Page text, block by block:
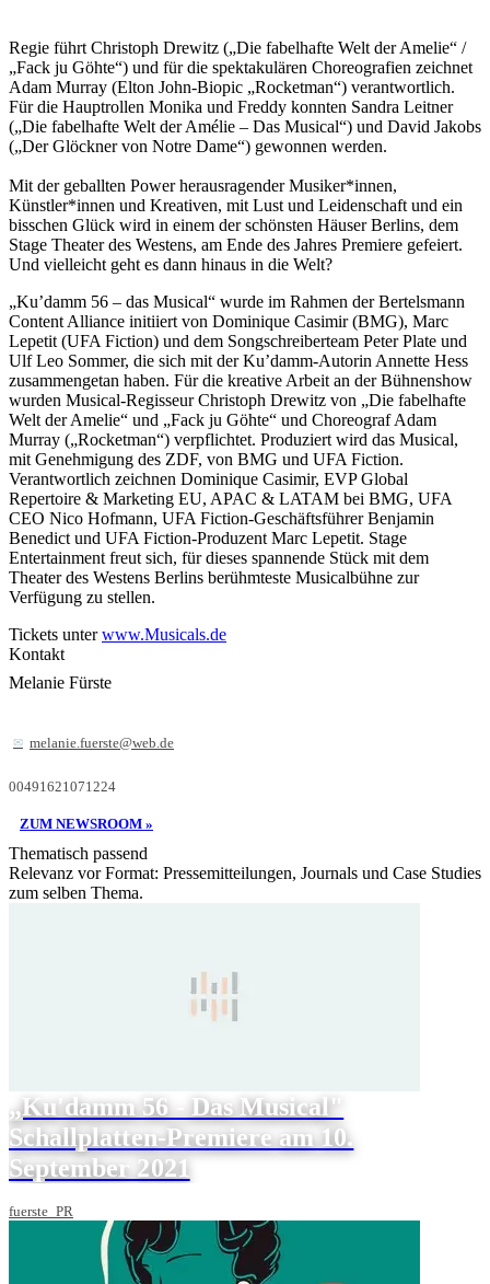
Regie führt Christoph Drewitz („Die fabelhafte Welt der Amelie“ /
„Fack ju Göhte“) und für die spektakulären Choreografien zeichnet
Adam Murray (Elton John-Biopic „Rocketman“) verantwortlich.
Für die Hauptrollen Monika und Freddy konnten Sandra Leitner
(„Die fabelhafte Welt der Amélie – Das Musical“) und David Jakobs
(„Der Glöckner von Notre Dame“) gewonnen werden.
Mit der geballten Power herausragender Musiker*innen,
Künstler*innen und Kreativen, mit Lust und Leidenschaft und ein
bisschen Glück wird in einem der schönsten Häuser Berlins, dem
Stage Theater des Westens, am Ende des Jahres Premiere gefeiert.
Und vielleicht geht es dann hinaus in die Welt?
„Ku’damm 56 – das Musical“ wurde im Rahmen der Bertelsmann
Content Alliance initiiert von Dominique Casimir (BMG), Marc
Lepetit (UFA Fiction) und dem Songschreiberteam Peter Plate und
Ulf Leo Sommer, die sich mit der Ku’damm-Autorin Annette Hess
zusammengetan haben. Für die kreative Arbeit an der Bühnenshow
wurden Musical-Regisseur Christoph Drewitz von „Die fabelhafte
Welt der Amelie“ und „Fack ju Göhte“ und Choreograf Adam
Murray („Rocketman“) verpflichtet. Produziert wird das Musical,
mit Genehmigung des ZDF, von BMG und UFA Fiction.
Verantwortlich zeichnen Dominique Casimir, EVP Global
Repertoire & Marketing EU, APAC & LATAM bei BMG, UFA
CEO Nico Hofmann, UFA Fiction-Geschäftsführer Benjamin
Benedict und UFA Fiction-Produzent Marc Lepetit. Stage
Entertainment freut sich, für dieses spannende Stück mit dem
Theater des Westens Berlins berühmteste Musicalbühne zur
Verfügung zu stellen.
Tickets unterwww.Musicals.de
Kontakt
Melanie Fürste
melanie.fuerste@web.de
00491621071224
ZUM NEWSROOM »
Thematisch passend
Relevanz vor Format: Pressemitteilungen, Journals und Case Studies
zum selben Thema.
„Ku'damm 56 - Das Musical"
Schallplatten-Premiere am 10.
September 2021
fuerste_PR